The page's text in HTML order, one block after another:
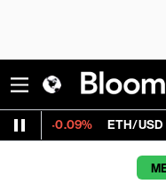
ETH/USD 1,865.005